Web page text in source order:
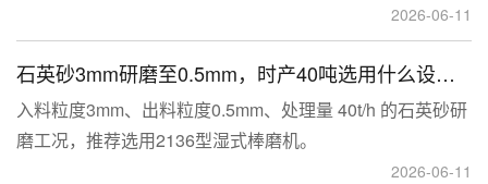
生产经验，可通过工艺、研磨介质、运行参数、配套设备多
维度优化，改善该问题。
2026-06-11
石英砂3mm研磨至0.5mm，时产40吨选用什么设备？
入料粒度3mm、出料粒度0.5mm、处理量 40t/h 的石英砂研
磨工况，推荐选用2136型湿式棒磨机。
2026-06-11